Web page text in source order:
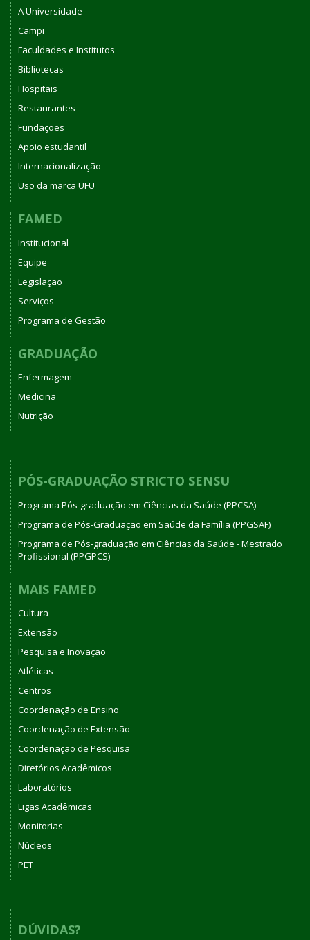
A Universidade
Campi
Faculdades e Institutos
Bibliotecas
Hospitais
Restaurantes
Fundações
Apoio estudantil
Internacionalização
Uso da marca UFU
FAMED
Institucional
Equipe
Legislação
Serviços
Programa de Gestão
GRADUAÇÃO
Enfermagem
Medicina
Nutrição
PÓS-GRADUAÇÃO STRICTO SENSU
Programa Pós-graduação em Ciências da Saúde (PPCSA)
Programa de Pós-Graduação em Saúde da Família (PPGSAF)
Programa de Pós-graduação em Ciências da Saúde - Mestrado
Profissional (PPGPCS)
MAIS FAMED
Cultura
Extensão
Pesquisa e Inovação
Atléticas
Centros
Coordenação de Ensino
Coordenação de Extensão
Coordenação de Pesquisa
Diretórios Acadêmicos
Laboratórios
Ligas Acadêmicas
Monitorias
Núcleos
PET
DÚVIDAS?